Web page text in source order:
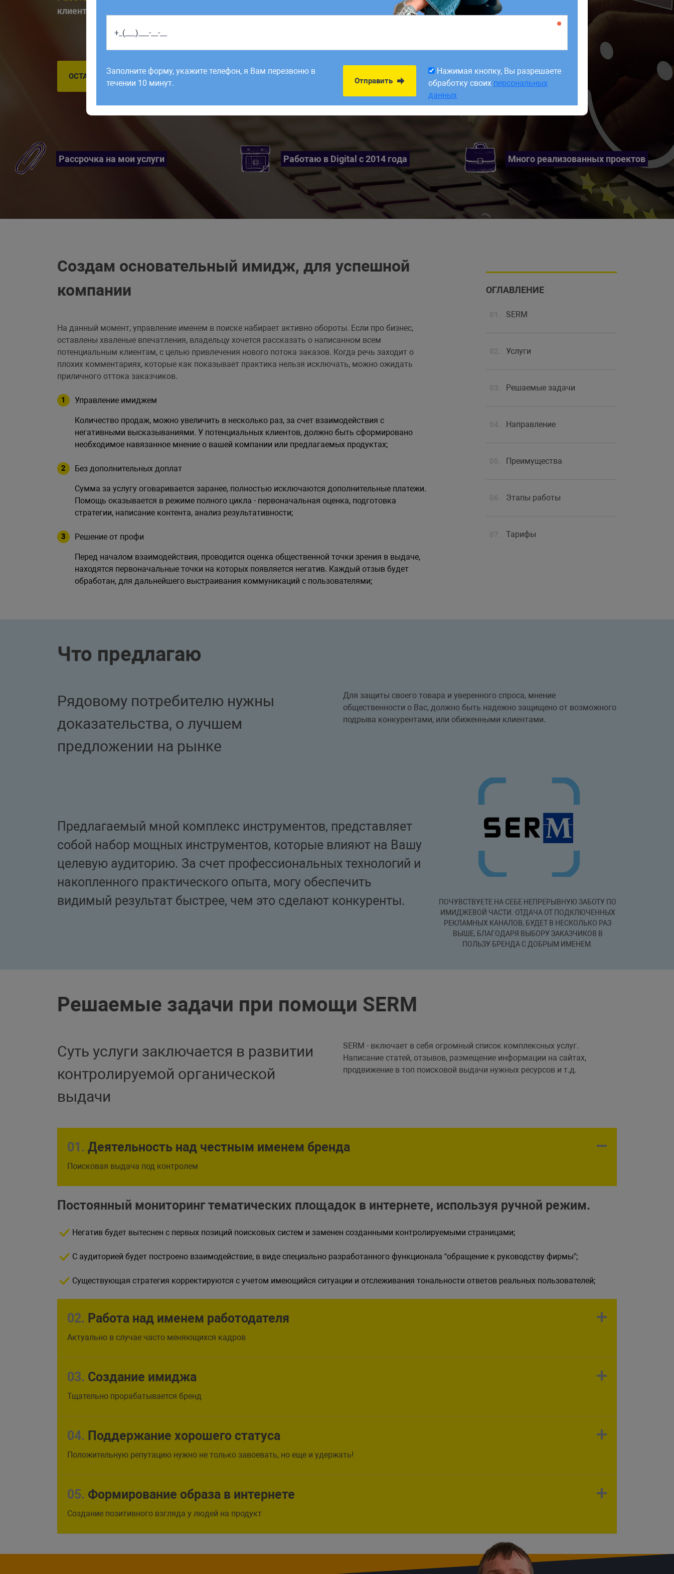
клиентах
ОСТАВИТЬ ЗАЯВКУ
Рассрочка на мои услуги Работаю в Digital с 2014 года Много реализованных проектов
Создам основательный имидж, для успешной
компании
На данный момент, управление именем в поиске набирает активно обороты. Если про бизнес,
оставлены хваленые впечатления, владельцу хочется рассказать о написанном всем
потенциальным клиентам, с целью привлечения нового потока заказов. Когда речь заходит о
плохих комментариях, которые как показывает практика нельзя исключать, можно ожидать
приличного оттока заказчиков.
Управление имиджем
Количество продаж, можно увеличить в несколько раз, за счет взаимодействия с
негативными высказываниями. У потенциальных клиентов, должно быть сформировано
необходимое навязанное мнение о вашей компании или предлагаемых продуктах;
Без дополнительных доплат
Сумма за услугу оговаривается заранее, полностью исключаются дополнительные платежи.
Помощь оказывается в режиме полного цикла - первоначальная оценка, подготовка
стратегии, написание контента, анализ результативности;
Решение от профи
Перед началом взаимодействия, проводится оценка общественной точки зрения в выдаче,
находятся первоначальные точки на которых появляется негатив. Каждый отзыв будет
обработан, для дальнейшего выстраивания коммуникаций с пользователями;
ОГЛАВЛЕНИЕ
SERM
Услуги
Решаемые задачи
Направление
Преимущества
Этапы работы
Тарифы
Что предлагаю
Рядовому потребителю нужны
доказательства, о лучшем
предложении на рынке
Для защиты своего товара и уверенного спроса, мнение
общественности о Вас, должно быть надежно защищено от возможного
подрыва конкурентами, или обиженными клиентами.
Предлагаемый мной комплекс инструментов, представляет
собой набор мощных инструментов, которые влияют на Вашу
целевую аудиторию. За счет профессиональных технологий и
накопленного практического опыта, могу обеспечить
видимый результат быстрее, чем это сделают конкуренты.
ПОЧУВСТВУЕТЕ НА СЕБЕ НЕПРЕРЫВНУЮ ЗАБОТУ ПО
ИМИДЖЕВОЙ ЧАСТИ. ОТДАЧА ОТ ПОДКЛЮЧЕННЫХ
РЕКЛАМНЫХ КАНАЛОВ, БУДЕТ В НЕСКОЛЬКО РАЗ
ВЫШЕ, БЛАГОДАРЯ ВЫБОРУ ЗАКАЗЧИКОВ В
ПОЛЬЗУ БРЕНДА С ДОБРЫМ ИМЕНЕМ.
Решаемые задачи при помощи SERM
Суть услуги заключается в развитии
контролируемой органической
выдачи
SERM - включает в себя огромный список комплексных услуг.
Написание статей, отзывов, размещение информации на сайтах,
продвижение в топ поисковой выдачи нужных ресурсов и т.д.
01. Деятельность над честным именем бренда
Поисковая выдача под контролем
Постоянный мониторинг тематических площадок в интернете, используя ручной режим.
Негатив будет вытеснен с первых позиций поисковых систем и заменен созданными контролируемыми страницами;
С аудиторией будет построено взаимодействие, в виде специально разработанного функционала “обращение к руководству фирмы”;
Существующая стратегия корректируются с учетом имеющийся ситуации и отслеживания тональности ответов реальных пользователей;
02. Работа над именем работодателя
Актуально в случае часто меняющихся кадров
03. Создание имиджа
Тщательно прорабатывается бренд
04. Поддержание хорошего статуса
Положительную репутацию нужно не только завоевать, но еще и удержать!
05. Формирование образа в интернете
Создание позитивного взгляда у людей на продукт
Работаем по будням с 9:00 до 18:00. Заявки,
рабочий день до 12:00.
Нажимая кнопку, Вы разрешаете
данных
Заполните форму, укажите телефон, я Вам перезвоню в
течении 10 минут.
Отправить
Нажимая кнопку, Вы разрешаете
обработку своих персональных
данных